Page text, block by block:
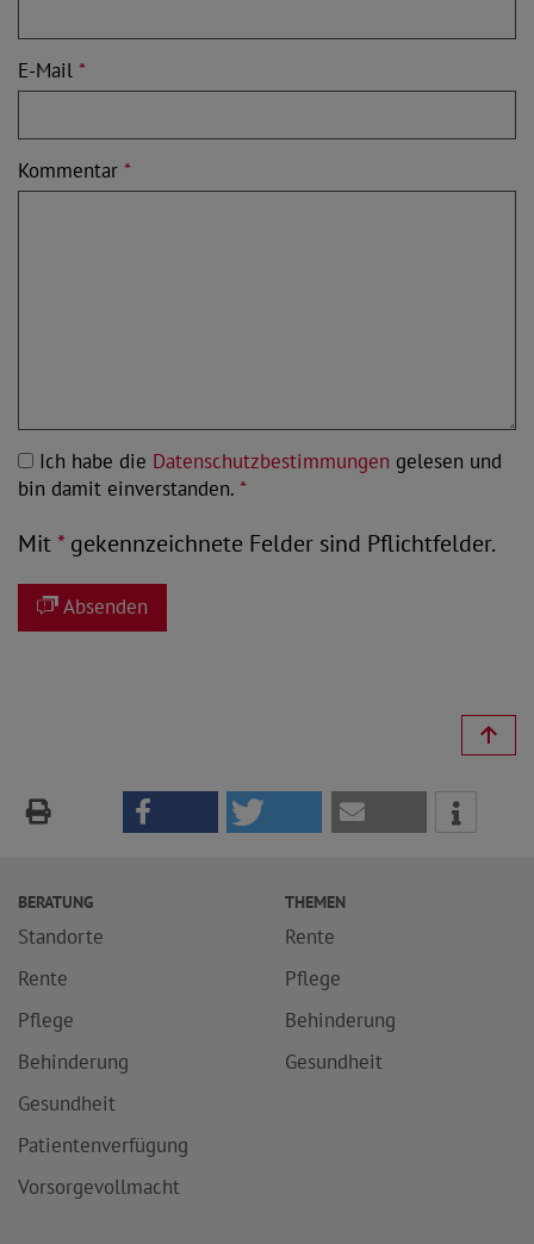
E-Mail *
Kommentar *
Ich habe die Datenschutzbestimmungen gelesen und
bin damit einverstanden. *
Mit*gekennzeichnete Felder sind Pflichtfelder.
Absenden
BERATUNG
Standorte
Rente
Pflege
Behinderung
Gesundheit
Patientenverfügung
Vorsorgevollmacht
THEMEN
Rente
Pflege
Behinderung
Gesundheit